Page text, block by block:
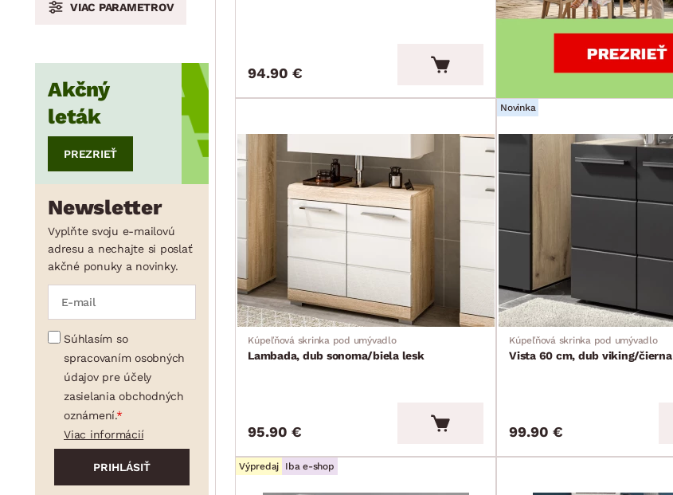
min. cm max.
min. cm cm
VIAC PARAMETROV
Akčný
leták
PREZRIEŤ
Newsletter
Vyplňte svoju e-mailovú
adresu a nechajte si poslať
akčné ponuky a novinky.
Súhlasím so
spracovaním osobných
údajov pre účely
zasielania obchodných
oznámení.
Viac informácií
94.90 €
Kúpeľňová skrinka pod umývadlo
Lambada, dub sonoma/biela lesk
95.90 €
Novinka
Kúpeľňová skrinka pod umývadlo
Vista 60 cm, dub viking/čierna
99.90 €
Výpredaj Iba e-shop